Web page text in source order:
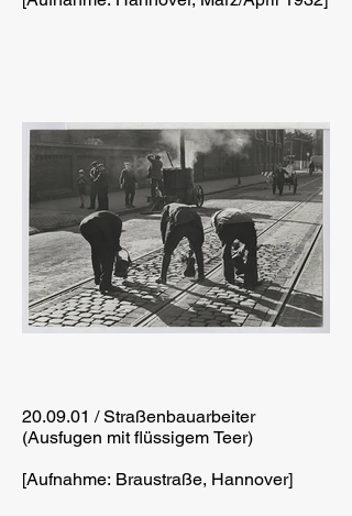
20.09.01 / Straßenbauarbeiter
(Ausfugen mit flüssigem Teer)
[Aufnahme: Braustraße, Hannover]